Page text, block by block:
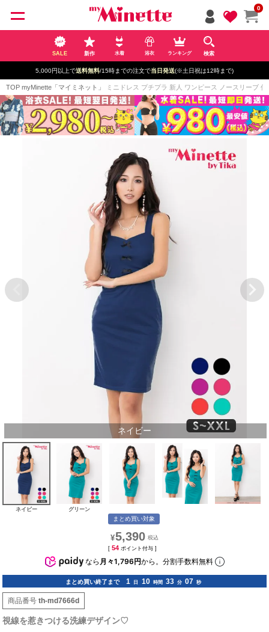
0
SALE 新作 水着 浴衣 ランキング 検索
5,000円以上で送料無料/15時までの注文で当日発送(※土日祝は12時まで)
TOP myMinette「マイミネット」 ミニドレス プチプラ 新人 ワンピース ノースリーブ
ネイビー
ネイビー グリーン
まとめ買い対象
¥5,390
[ 54 ポイント付与 ]
なら 月々1,796円から。分割手数料無料
まとめ買い終了まで 1 日 10 時間 33 分 06 秒
商品番号 th-md7666d
視線を惹きつける洗練デザイン♡
ペー
ジト
ップ